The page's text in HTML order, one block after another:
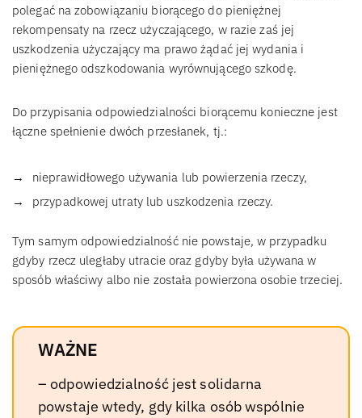
polegać na zobowiązaniu biorącego do pieniężnej
rekompensaty na rzecz użyczającego, w razie zaś jej
uszkodzenia użyczający ma prawo żądać jej wydania i
pieniężnego odszkodowania wyrównującego szkodę.
Do przypisania odpowiedzialności biorącemu konieczne jest
łączne spełnienie dwóch przesłanek, tj.:
nieprawidłowego używania lub powierzenia rzeczy,
przypadkowej utraty lub uszkodzenia rzeczy.
Tym samym odpowiedzialność nie powstaje, w przypadku
gdyby rzecz uległaby utracie oraz gdyby była używana w
sposób właściwy albo nie została powierzona osobie trzeciej.
WAŻNE
– odpowiedzialność jest solidarna
powstaje wtedy, gdy kilka osób wspólnie